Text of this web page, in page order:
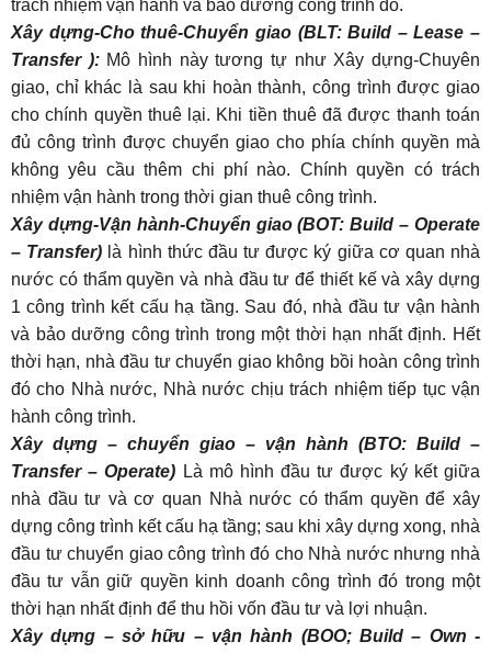
trách nhiệm vận hành và bảo dưỡng công trình đó.
Xây dựng-Cho thuê-Chuyển giao (BLT: Build – Lease –
Transfer ):Mô hình này tương tự như Xây dựng-Chuyên
giao, chỉ khác là sau khi hoàn thành, công trình được giao
cho chính quyền thuê lại. Khi tiền thuê đã được thanh toán
đủ công trình được chuyển giao cho phía chính quyền mà
không yêu cầu thêm chi phí nào. Chính quyền có trách
nhiệm vận hành trong thời gian thuê công trình.
Xây dựng-Vận hành-Chuyển giao (BOT: Build – Operate
– Transfer) là hình thức đầu tư được ký giữa cơ quan nhà
nước có thẩm quyền và nhà đầu tư để thiết kế và xây dựng
1 công trình kết cấu hạ tầng. Sau đó, nhà đầu tư vận hành
và bảo dưỡng công trình trong một thời hạn nhất định. Hết
thời hạn, nhà đầu tư chuyển giao không bồi hoàn công trình
đó cho Nhà nước, Nhà nước chịu trách nhiệm tiếp tục vận
hành công trình.
Xây dựng – chuyển giao – vận hành (BTO: Build –
Transfer – Operate) Là mô hình đầu tư được ký kết giữa
nhà đầu tư và cơ quan Nhà nước có thẩm quyền để xây
dựng công trình kết cấu hạ tầng; sau khi xây dựng xong, nhà
đầu tư chuyển giao công trình đó cho Nhà nước nhưng nhà
đầu tư vẫn giữ quyền kinh doanh công trình đó trong một
thời hạn nhất định để thu hồi vốn đầu tư và lợi nhuận.
Xây dựng – sở hữu – vận hành (BOO; Build – Own -